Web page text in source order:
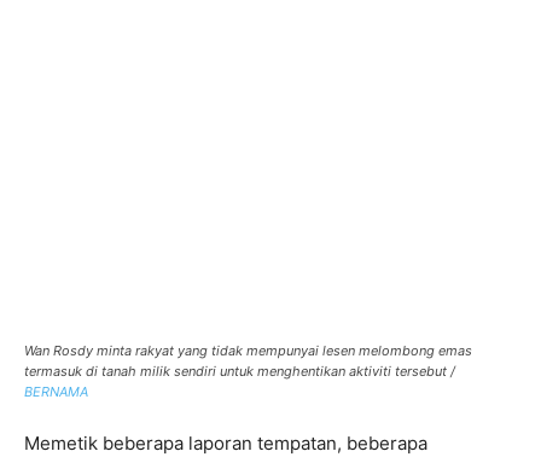
Wan Rosdy minta rakyat yang tidak mempunyai lesen melombong emas
termasuk di tanah milik sendiri untuk menghentikan aktiviti tersebut /
BERNAMA
Memetik beberapa laporan tempatan, beberapa